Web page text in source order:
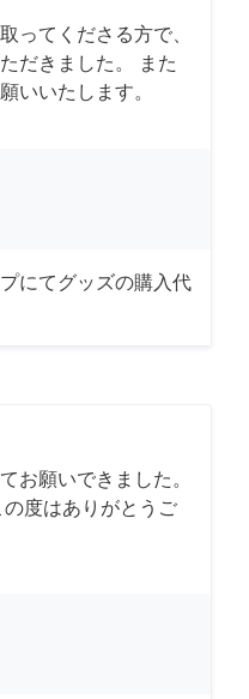
ってくださる方で、
だきました。 また
いいたします。
にてグッズの購入代
お願いできました。
度はありがとうご